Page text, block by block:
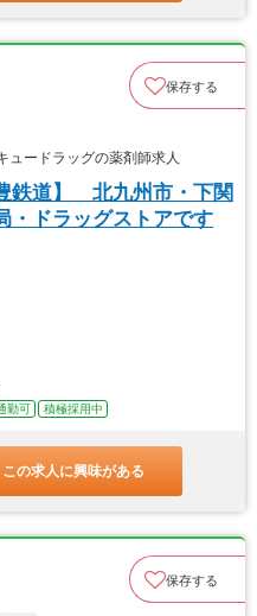
保存する
ードラッグの薬剤師求人
鉄道】 北九州市・下関
・ドラッグストアです
勤可 積極採用中
この求人に興味がある
保存する